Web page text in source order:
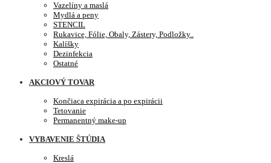
Vazelíny a maslá
Mydlá a peny
STENCIL
Rukavice, Fólie, Obaly, Zástery, Podložky..
Kalíšky
Dezinfekcia
Ostatné
AKCIOVÝ TOVAR
Končiaca expirácia a po expirácii
Tetovanie
Permanentný make-up
VYBAVENIE ŠTÚDIA
Kreslá